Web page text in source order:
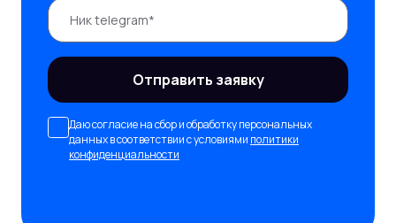
Отправить заявку
Даю согласие на сбор и обработку персональных
данных в соответствии с условиями политики
конфиденциальности